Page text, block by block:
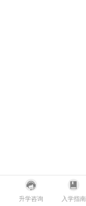
升学咨询 入学指南